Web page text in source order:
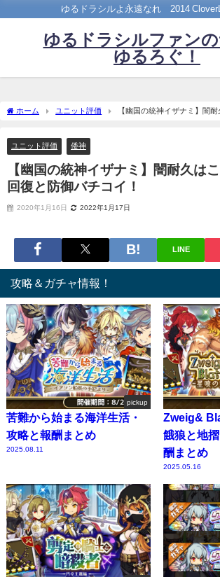
ゆるドラシルよ永遠なれ©2014
ゆるドラシルファン
ゆるろぐ！
ホーム ユニット評価
【幽国の統神イザナミ】闇
ユニット評価 倭神
【幽国の統神イザナミ】闇耐久は
回復と防御バチコイ！
2020年1月16日 2022年1月17日
LINE
攻略＆ガチャ情報！
pickup
苦難から始まる海洋生活・
攻略と報酬まとめ
2025.08.11
Zweig&
餓狼と地
酬まとめ
2025.05.16